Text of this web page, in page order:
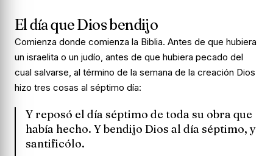
El día que Dios bendijo
Comienza donde comienza la Biblia. Antes de que hubiera
un israelita o un judío, antes de que hubiera pecado del
cual salvarse, al término de la semana de la creación Dios
hizo tres cosas al séptimo día:
Y reposó el día séptimo de toda su obra que
había hecho. Y bendijo Dios al día séptimo, y
santificólo.